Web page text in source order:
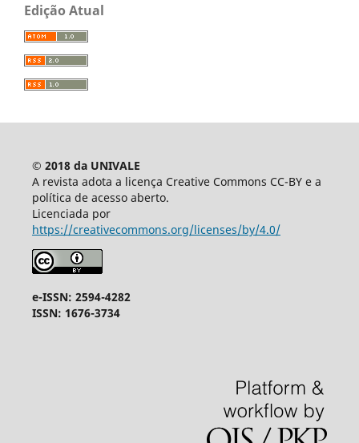
Edição Atual
© 2018 da UNIVALE
A revista adota a licença Creative Commons CC-BY e a
política de acesso aberto.
Licenciada por
https://creativecommons.org/licenses/by/4.0/
e-ISSN: 2594-4282
ISSN: 1676-3734